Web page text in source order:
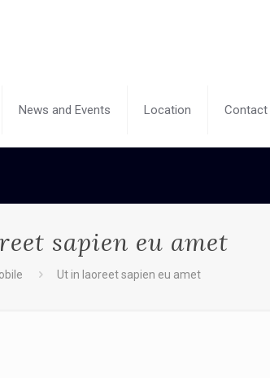
News and Events Location Contact
sapien eu amet
Ut in laoreet sapien eu amet